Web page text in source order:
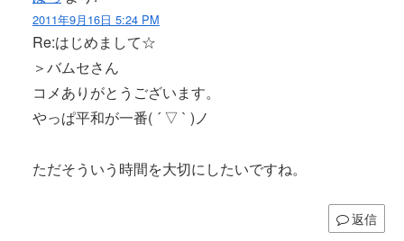
2011年9月16日 5:24 PM
Re:はじめまして☆
＞バムセさん
コメありがとうございます。
やっぱ平和が一番( ´ ▽ ` )ノ
ただそういう時間を大切にしたいですね。
返信